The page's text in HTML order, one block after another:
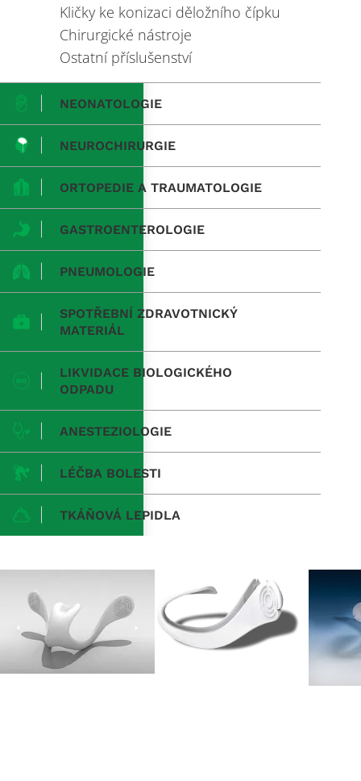
Kličky ke konizaci děložního čípku
Chirurgické nástroje
Ostatní příslušenství
NEONATOLOGIE
NEUROCHIRURGIE
ORTOPEDIE A TRAUMATOLOGIE
GASTROENTEROLOGIE
PNEUMOLOGIE
SPOTŘEBNÍ ZDRAVOTNICKÝ
MATERIÁL
LIKVIDACE BIOLOGICKÉHO
ODPADU
ANESTEZIOLOGIE
LÉČBA BOLESTI
TKÁŇOVÁ LEPIDLA